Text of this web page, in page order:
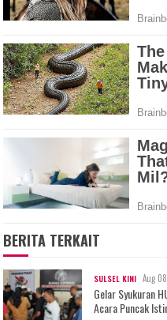
BERITA TERKAIT
SULSEL KINI Aug
Gelar Syukuran
Acara Puncak